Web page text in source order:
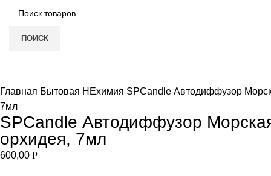
ПОИСК
Главная Бытовая НЕхимия SPCandle Автодиффузор
7мл
SPCandle Автодиффузор
орхидея, 7мл
600,00 Р